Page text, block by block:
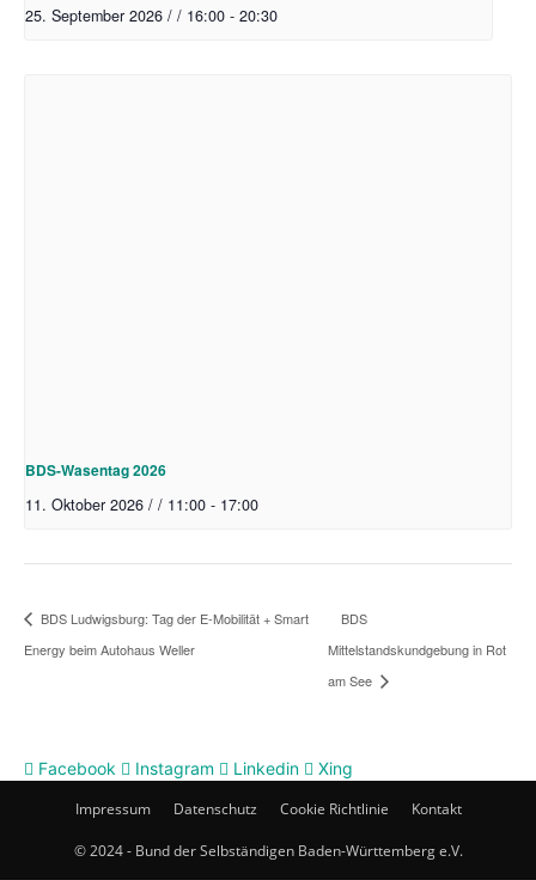
25. September 2026 / / 16:00 - 20:30
BDS-Wasentag 2026
11. Oktober 2026 / / 11:00 - 17:00
BDS Ludwigsburg: Tag der E-Mobilität + Smart
Energy beim Autohaus Weller
BDS
Mittelstandskundgebung in Rot
am See
Facebook Instagram Linkedin
Xing
Impressum
Datenschutz Cookie Richtlinie Kontakt
© 2024 - Bund der Selbständigen Baden-Württemberg e.V.